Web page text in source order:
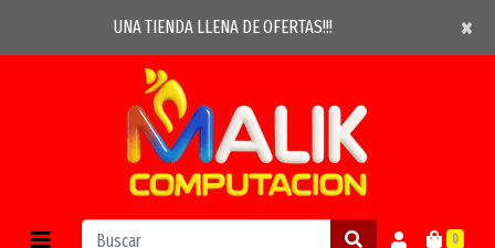
UNA TIENDA LLENA DE OFERTAS!!! ×
×
0